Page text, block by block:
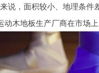
说，面积较小、地理条
木地板生产厂商在市场